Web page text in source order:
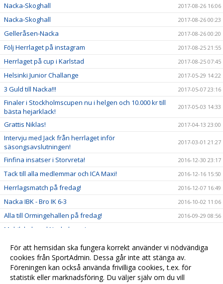
Nacka-Skoghall 2017-08-26 16:06
Nacka-Skoghall 2017-08-26 00:23
Gelleråsen-Nacka 2017-08-26 00:20
Följ Herrlaget på instagram 2017-08-25 21:55
Herrlaget på cup i Karlstad 2017-08-25 07:45
Helsinki Junior Challange 2017-05-29 14:22
3 Guld till Nacka!!! 2017-05-07 23:16
Finaler i Stockholmscupen nu i helgen och 10.000 kr till
bästa hejarklack!
2017-05-03 14:33
Grattis Niklas! 2017-04-13 23:00
Intervju med Jack från herrlaget inför
säsongsavslutningen!
2017-03-01 21:27
Finfina insatser i Storvreta! 2016-12-30 23:17
Tack till alla medlemmar och ICA Maxi! 2016-12-16 15:50
Herrlagsmatch på fredag! 2016-12-07 16:49
Nacka IBK - Bro IK 6-3 2016-10-02 11:06
Alla till Ormingehallen på fredag! 2016-09-29 08:56
Mobilskal med Nackalogga!
Se dam och herrlaget och bidra till framtiden! 2016-09-20 13:38
Kallelse till årsmöte 2016-09-16 17:45
Snart dags för ny hemsida! 2013-10-01 12:57
För att hemsidan ska fungera korrekt använder vi nödvändiga
cookies från SportAdmin. Dessa går inte att stänga av.
Föreningen kan också använda frivilliga cookies, t.ex. för
statistik eller marknadsföring. Du väljer själv om du vill